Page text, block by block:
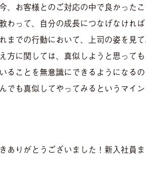
、お客様とのご対応の中で良かった
わって、自分の成長につなげなけれ
までの行動において、上司の姿を見
方に関しては、真似しようと思って
ることを無意識にできるようになる
でも真似してやってみるというマイ
ありがとうございました！新入社員